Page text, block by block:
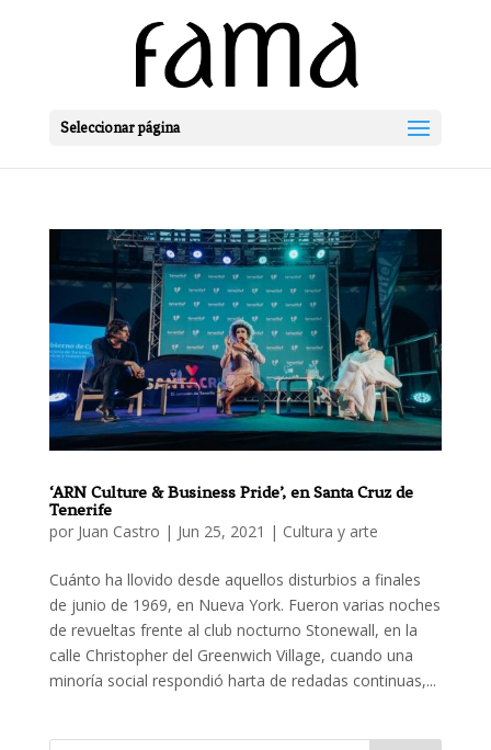
Seleccionar página
‘ARN Culture & Business Pride’, en Santa Cruz de
Tenerife
por Juan Castro | Jun 25, 2021 | Cultura y arte
Cuánto ha llovido desde aquellos disturbios a finales
de junio de 1969, en Nueva York. Fueron varias noches
de revueltas frente al club nocturno Stonewall, en la
calle Christopher del Greenwich Village, cuando una
minoría social respondió harta de redadas continuas,...